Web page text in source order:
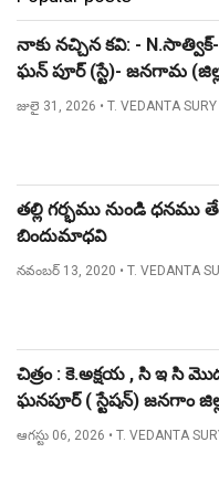
నాకు నచ్చిన కవి: -
ఘన్ పూర్ (స్టే)- జనగామ
జులై 31, 2026 • T. VEDANTA SURY
తల్లి గర్భము నుండి ధనము
బిందుమాధవి
నవంబర్ 13, 2020 • T. VEDANTA
చిత్రం : కె.అక్షయ , సి ఇ సి
ఘనపూర్ ( స్టేషన్) జనగాం
ఆగస్టు 06, 2026 • T. VEDANTA